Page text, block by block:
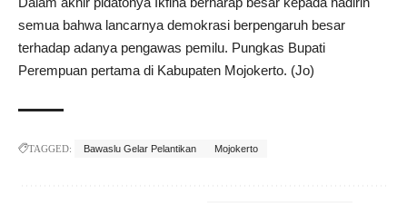
semua bahwa lancarnya demokrasi berpengaruh besar
terhadap adanya pengawas pemilu. Pungkas Bupati
Perempuan pertama di Kabupaten Mojokerto. (Jo)
TAGGED: Bawaslu Gelar Pelantikan Mojokerto